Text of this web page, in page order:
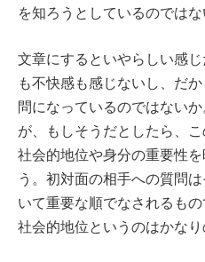
を知ろうとしているのではな
文章にするといやらしい感
も不快感も感じないし、だ
問になっているのではない
が、もしそうだとしたら、
社会的地位や身分の重要性
う。初対面の相手への質問
いて重要な順でなされるも
社会的地位というのはかなり